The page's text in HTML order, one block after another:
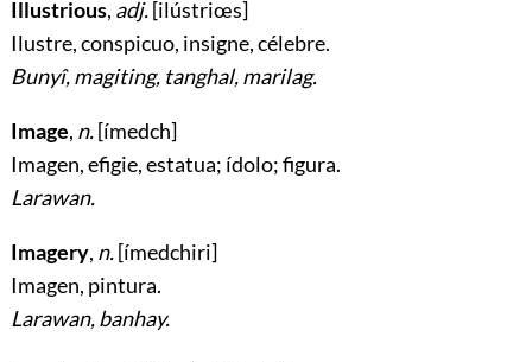
Illustrious, adj.[ilústriœs]
Ilustre, conspicuo, insigne, célebre.
Bunyî, magiting, tanghal, marilag.
Image, n.[ímedch]
Imagen, efigie, estatua; ídolo; figura.
Larawan.
Imagery, n.[ímedchiri]
Imagen, pintura.
Larawan, banhay.